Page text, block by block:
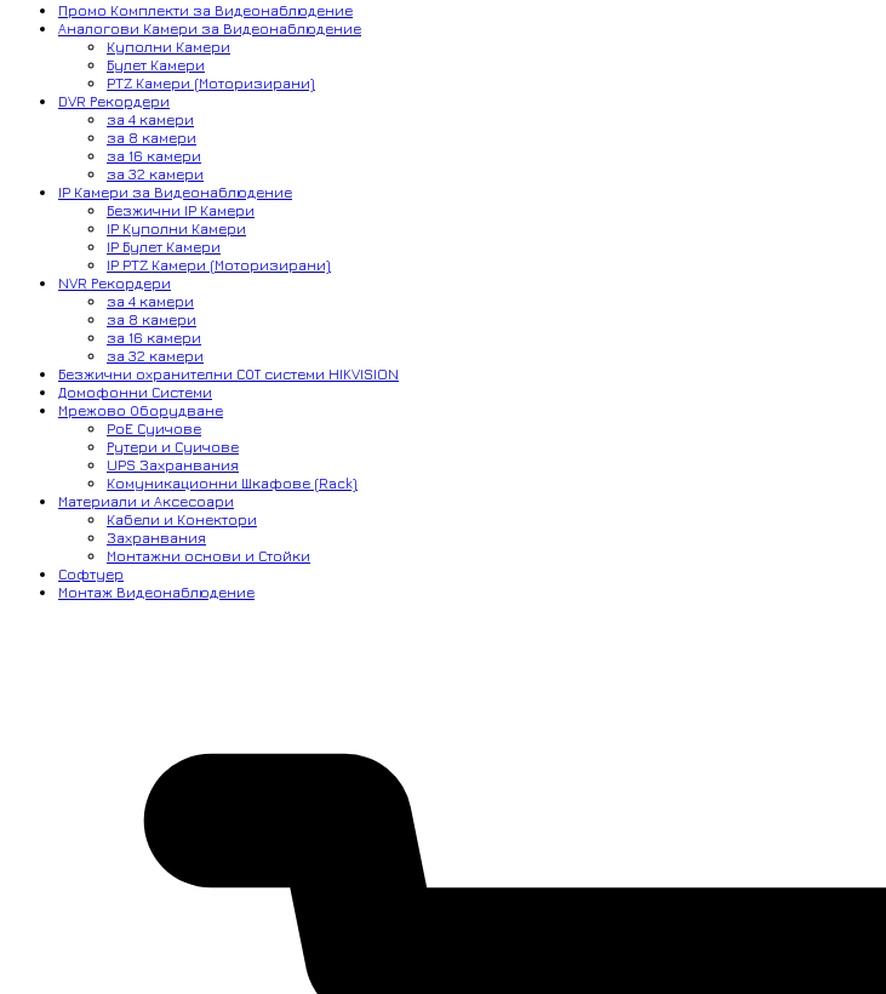
Промо Комплекти за Видеонаблюдение
Аналогови Камери за Видеонаблюдение
Куполни Камери
Булет Камери
PTZ Камери (Моторизирани)
DVR Рекордери
за 4 камери
за 8 камери
за 16 камери
за 32 камери
IP Камери за Видеонаблюдение
Безжични IP Камери
IP Куполни Камери
IP Булет Камери
IP PTZ Камери (Моторизирани)
NVR Рекордери
за 4 камери
за 8 камери
за 16 камери
за 32 камери
Безжични охранителни СОТ системи HIKVISION
Домофонни Системи
Мрежово Оборудване
PoE Суичове
Рутери и Суичове
UPS Захранвания
Комуникационни Шкафове (Rack)
Материали и Аксесоари
Кабели и Конектори
Захранвания
Монтажни основи и Стойки
Софтуер
Монтаж Видеонаблюдение